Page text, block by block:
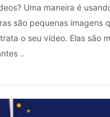
Uma maneira é
são pequenas imagens
o seu vídeo. Elas são
..